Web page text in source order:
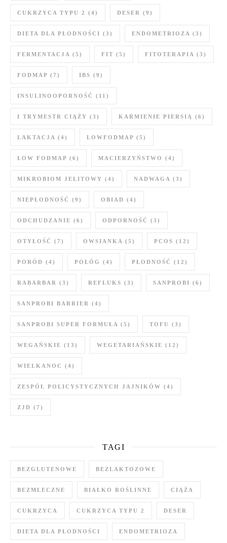
CUKRZYCA TYPU 2 (4) DESER (9)
DIETA DLA PŁODNOŚCI (3) ENDOMETRIOZA (3)
FERMENTACJA (5) FIT (5) FITOTERAPIA (3)
FODMAP (7) IBS (9)
INSULINOOPORNOŚĆ (11)
I TRYMESTR CIĄŻY (3) KARMIENIE PIERSIĄ (6)
LAKTACJA (4) LOWFODMAP (5)
LOW FODMAP (6) MACIERZYŃSTWO (4)
MIKROBIOM JELITOWY (4) NADWAGA (3)
NIEPŁODNOŚĆ (9) OBIAD (4)
ODCHUDZANIE (6) ODPORNOŚĆ (3)
OTYŁOŚĆ (7) OWSIANKA (5) PCOS (12)
PORÓD (4) POŁÓG (4) PŁODNOŚĆ (12)
RABARBAR (3) REFLUKS (3) SANPROBI (6)
SANPROBI BARRIER (4)
SANPROBI SUPER FORMUŁA (5) TOFU (3)
WEGAŃSKIE (13) WEGETARIAŃSKIE (12)
WIELKANOC (4)
ZESPÓŁ POLICYSTYCZNYCH JAJNIKÓW (4)
ZJD (7)
TAGI
BEZGLUTENOWE BEZLAKTOZOWE
BEZMLECZNE BIAŁKO ROŚLINNE CIĄŻA
CUKRZYCA CUKRZYCA TYPU 2 DESER
DIETA DLA PŁODNOŚCI ENDOMETRIOZA